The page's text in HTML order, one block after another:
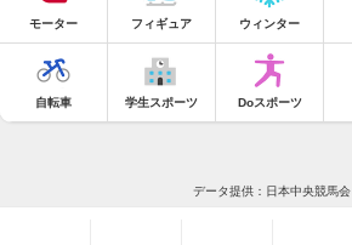
モーター フィギュア ウィンター
自転車 学生スポーツ Doスポーツ
データ提供：日本中央競馬会